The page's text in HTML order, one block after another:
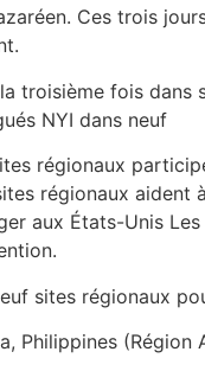
Ces trois
troisième fois dans
NYI dans neuf
régionaux
régionaux aident
aux États-Unis
sites régionaux
Philippines (Région